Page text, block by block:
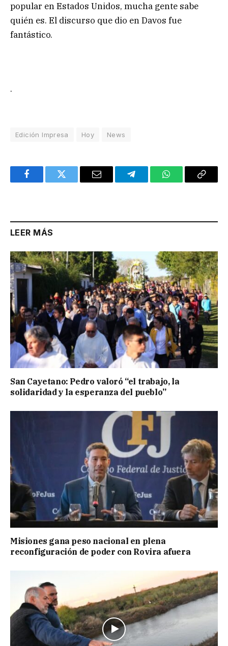
popular en Estados Unidos, mucha gente sabe
quién es. El discurso que dio en Davos fue
fantástico.
.
Edición Impresa Hoy News
FacebookTwitter Email TelegramWhatsAppCopy
LEER MÁS
San Cayetano: Pedro valoró “el trabajo, la
solidaridad y la esperanza del pueblo”
Misiones gana peso nacional en plena
reconfiguración de poder con Rovira afuera